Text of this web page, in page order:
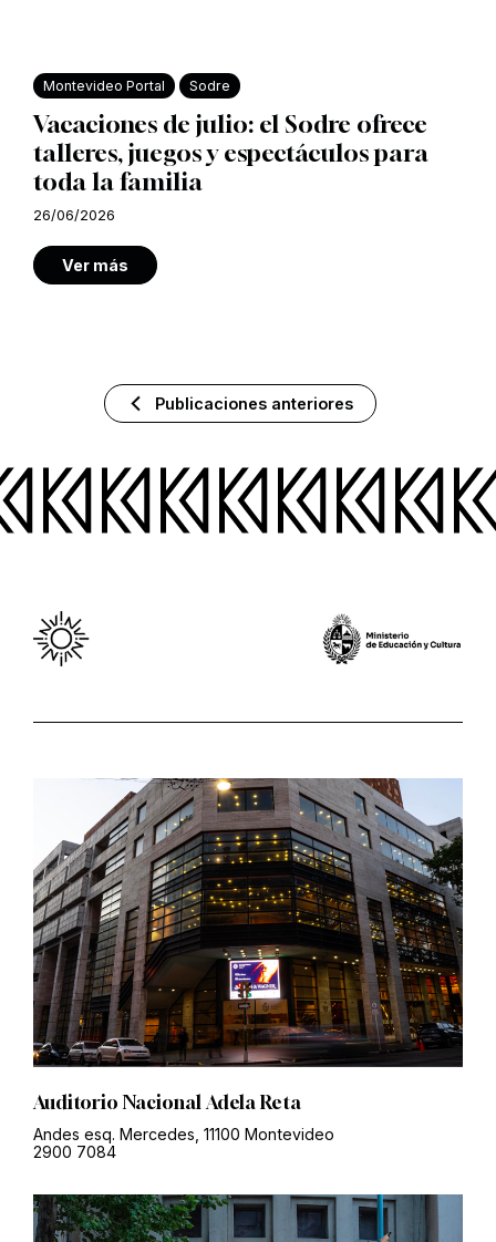
Montevideo Portal Sodre
Vacaciones de julio: el Sodre ofrece
talleres, juegos y espectáculos para
toda la familia
26/06/2026
Ver más
Publicaciones anteriores
Auditorio Nacional Adela Reta
Andes esq. Mercedes, 11100 Montevideo
2900 7084